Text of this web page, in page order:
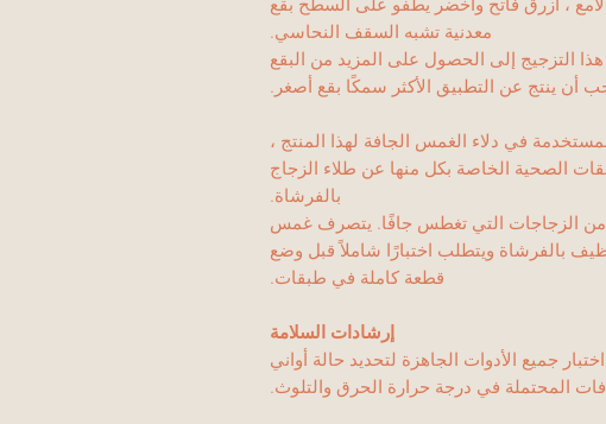
معدنية تشبه السقف النحاسي.
التزجيج إلى الحصول على المزيد من البقع
أن ينتج عن التطبيق الأكثر سمكًا بقع أصغر.
في دلاء الغمس الجافة لهذا المنتج ،
الصحية الخاصة بكل منها عن طلاء الزجاج
بالفرشاة.
الزجاجات التي تغطس جافًا. يتصرف غمس
بالفرشاة ويتطلب اختبارًا شاملاً قبل وضع
قطعة كاملة في طبقات.
إرشادات السلامة
جميع الأدوات الجاهزة لتحديد حالة أواني
المحتملة في درجة حرارة الحرق والتلوث.